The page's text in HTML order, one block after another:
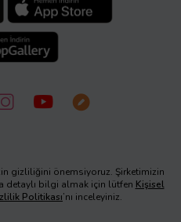
gizliliğini önemsiyoruz. Şirketimizin
detaylı bilgi almak için lütfen Kişisel
Politikası’nı inceleyiniz.